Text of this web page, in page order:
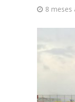
8 meses